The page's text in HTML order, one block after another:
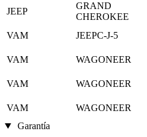
JEEP
GRAND
CHEROKEE
VAM
JEEPC-J-5
VAM
WAGONEER
VAM
WAGONEER
VAM
WAGONEER
Garantía